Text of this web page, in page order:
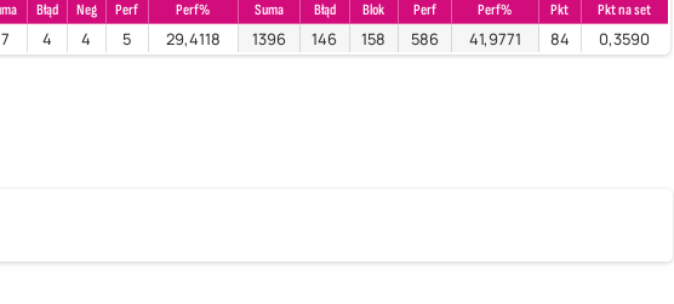
Błąd Neg Perf Perf% Suma Błąd Blok Perf Perf% Pkt Pkt na set
4 4 5 29,4118 1396 146 158 586 41,9771 84 0,3590